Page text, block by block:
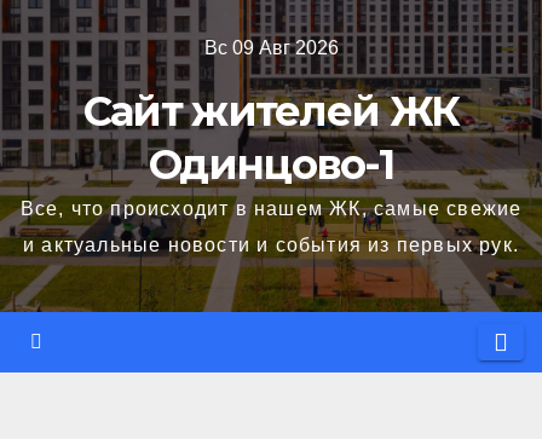
Перейти
содержимому
Вс 09 Авг 2026
Сайт жителей ЖК
Одинцово-1
Все, что происходит в нашем ЖК, самые свежие
и актуальные новости и события из первых рук.